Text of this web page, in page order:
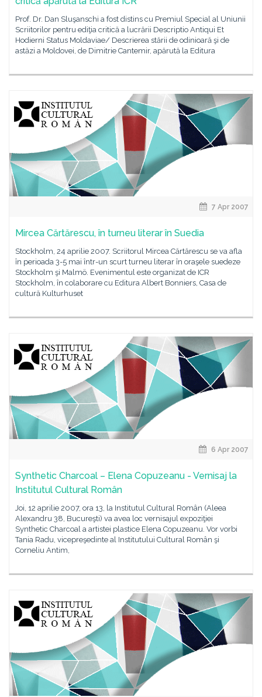
Prof. Dr. Dan Sluşanschi a fost distins cu Premiul Special al Uniunii
Scriitorilor pentru ediţia critică a lucrării Descriptio Antiqui Et
Hodierni Status Moldaviae/ Descrierea stării de odinioară şi de
astăzi a Moldovei, de Dimitrie Cantemir, apărută la Editura
7 Apr 2007
Mircea Cărtărescu, în turneu literar în Suedia
Stockholm, 24 aprilie 2007. Scriitorul Mircea Cărtărescu se va afla
în perioada 3-5 mai într-un scurt turneu literar în oraşele suedeze
Stockholm şi Malmö. Evenimentul este organizat de ICR
Stockholm, în colaborare cu Editura Albert Bonniers, Casa de
cultură Kulturhuset
6 Apr 2007
Synthetic Charcoal – Elena Copuzeanu - Vernisaj la
Institutul Cultural Român
Joi, 12 aprilie 2007, ora 13, la Institutul Cultural Român (Aleea
Alexandru 38, Bucureşti) va avea loc vernisajul expoziţiei
Synthetic Charcoal a artistei plastice Elena Copuzeanu. Vor vorbi
Tania Radu, vicepreşedinte al Institutului Cultural Român şi
Corneliu Antim,